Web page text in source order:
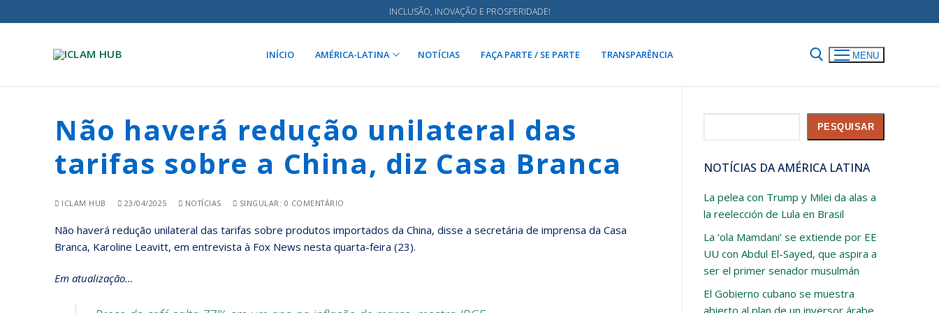
INCLUSÃO, INOVAÇÃO E PROSPERIDADE!
INÍCIO AMÉRICA-LATINA NOTÍCIAS FAÇA PARTE / SE PARTE TRANSPARÊNCIA MENU
Não haverá redução unilateral das
tarifas sobre a China, diz Casa Branca
ICLAM HUB 23/04/2025 NOTÍCIAS SINGULAR: 0 COMENTÁRIO
Não haverá redução unilateral das tarifas sobre produtos importados da China, disse a secretária de imprensa da Casa
Branca, Karoline Leavitt, em entrevista à Fox News nesta quarta-feira (23).
Em atualização…
PESQUISAR
NOTÍCIAS DA AMÉRICA LATINA
La pelea con Trump y Milei da alas a
la reelección de Lula en Brasil
La ‘ola Mamdani’ se extiende por EE
UU con Abdul El-Sayed, que aspira a
ser el primer senador musulmán
El Gobierno cubano se muestra